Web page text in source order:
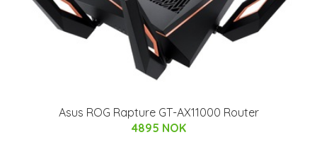
Asus ROG Rapture GT-AX11000 Router
4895 NOK